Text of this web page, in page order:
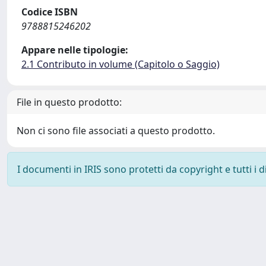
Codice ISBN
9788815246202
Appare nelle tipologie:
2.1 Contributo in volume (Capitolo o Saggio)
File in questo prodotto:
Non ci sono file associati a questo prodotto.
I documenti in IRIS sono protetti da copyright e tutti i